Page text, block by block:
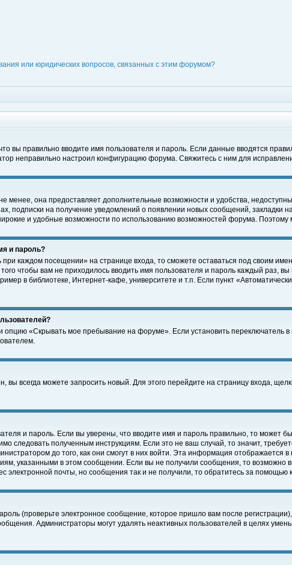
или юридических вопросов, связанных с этим форумом?
вы правильно вводите имя пользователя и пароль. Если данные вводятся
неправильно настроил конфигурацию форума. Свяжитесь с ним для
менее, она предоставляет дополнительные возможности и удобства,
подписки на получение уведомлений о появлении новых сообщений, закладки
и удобные возможности по использованию возможностей форума. Поэтому
и пароль?
каждом посещении» на странице входа, то сможете оставаться под своим
чтобы вам не приходилось вводить имя пользователя и пароль каждый раз,
в библиотеке, Интернет-кафе, университете и т.п. Если пункт
опцию «Скрывать мое пребывание на форуме». Если установить
вы всегда можете запросить новый. Для этого перейдите на страницу входа,
и пароль. Если вы уверены, что вводите имя и пароль правильно, то может
следовать полученным инструкциям. Если это не ваш случай, то значит,
до того, как они смогут в них войти. Эта информация
указанными в этом сообщении. Если вы не получили сообщения, то возможно
электронной почты, но сообщения так и не получили, то обратитесь за помощью
(проверьте электронное сообщение, которое пришло вам после
Администраторы могут удалять неактивных пользователей в целях